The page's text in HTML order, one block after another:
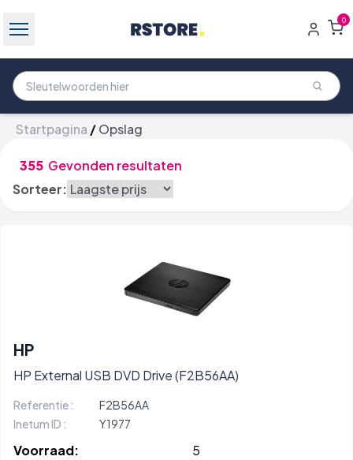
0
Startpagina /Opslag
355 Gevonden resultaten
Sorteer:
HP
HP External USB DVD Drive (F2B56AA)
Referentie :
F2B56AA
Inetum ID :
Y1977
Voorraad:
5